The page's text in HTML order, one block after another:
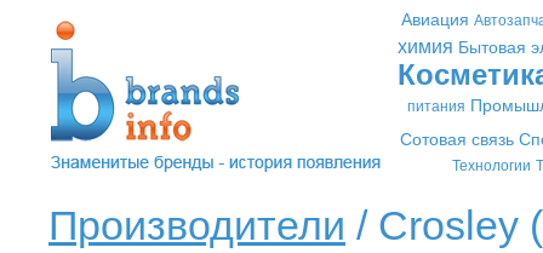
Авиация
химия Бытовая
питания
Сотовая связь
Технологии
Производители / Crosley (